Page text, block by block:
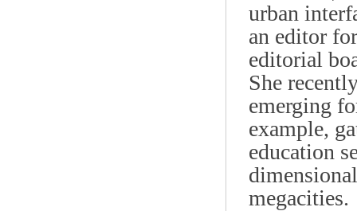
urban
an editor
editorial
She
emerging
example,
education
megacities.